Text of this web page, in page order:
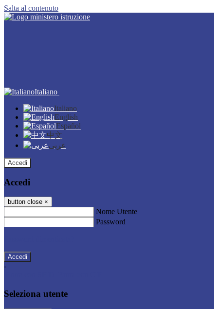
Salta al contenuto
Italiano
Italiano
English
Español
中文
عربى
Accedi
Accedi
button close ×
Nome Utente
Password
-
Seleziona utente